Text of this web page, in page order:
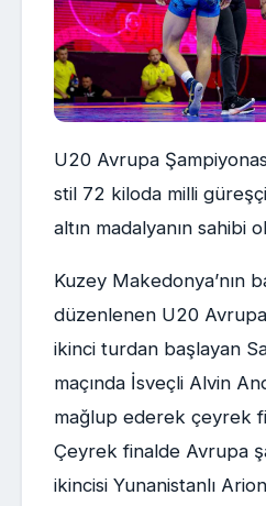
U20 Avrupa
stil 72 kiloda milli güreşçi
altın madalyanın sahibi
Kuzey Makedonya’nın
düzenlenen U20 Avrupa
ikinci turdan başlayan
maçında İsveçli Alvin
mağlup ederek çeyrek
Çeyrek finalde Avrupa
ikincisi Yunanistanlı